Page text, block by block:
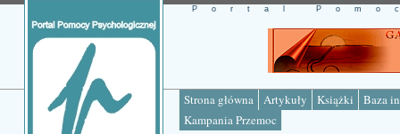
Strona główna Artykuły Książki
Baza
Kampania Przemoc
Portal